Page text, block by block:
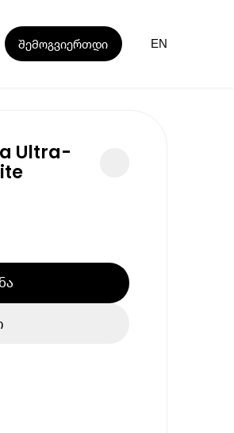
შემოგვიერთდი EN
Ultra-